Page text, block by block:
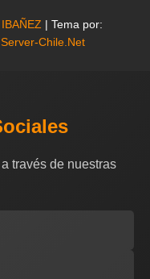
| Tema por:
Server-Chile.Net
través de nuestras